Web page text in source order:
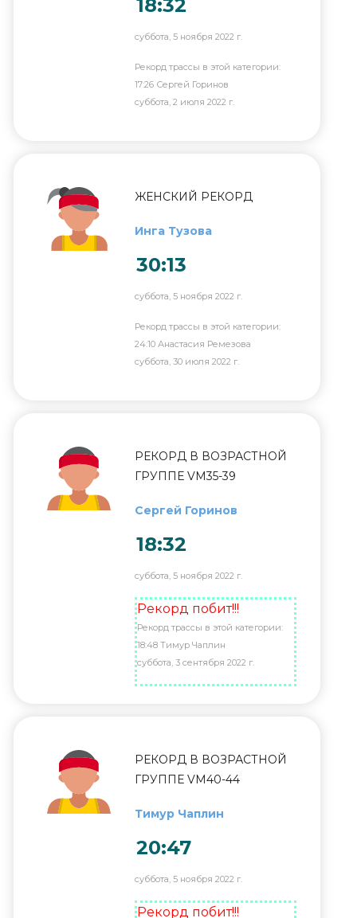
18:32
суббота, 5 ноября 2022 г.
Рекорд трассы в этой категории:
17:26 Сергей Горинов
суббота, 2 июля 2022 г.
ЖЕНСКИЙ РЕКОРД
Инга Тузова
30:13
суббота, 5 ноября 2022 г.
Рекорд трассы в этой категории:
24:10 Анастасия Ремезова
суббота, 30 июля 2022 г.
РЕКОРД В ВОЗРАСТНОЙ
ГРУППЕ VM35-39
Сергей Горинов
18:32
суббота, 5 ноября 2022 г.
Рекорд побит!!!
Рекорд трассы в этой категории:
18:48 Тимур Чаплин
суббота, 3 сентября 2022 г.
РЕКОРД В ВОЗРАСТНОЙ
ГРУППЕ VM40-44
Тимур Чаплин
20:47
суббота, 5 ноября 2022 г.
Рекорд побит!!!